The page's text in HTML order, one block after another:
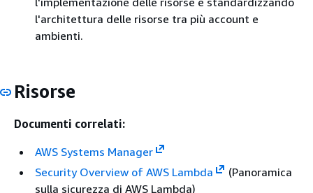
l'architettura delle risorse tra più account e
ambienti.
Risorse
Documenti correlati:
AWS Systems Manager
Security Overview of AWS Lambda
(Panoramica
sulla sicurezza di AWS Lambda)